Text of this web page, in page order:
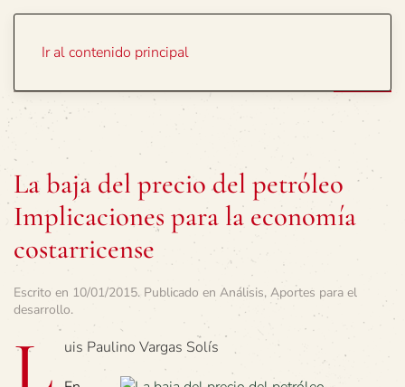
Ir al contenido principal
La baja del precio del petróleo
Implicaciones para la economía
costarricense
Escrito en 10/01/2015. Publicado en Análisis, Aportes para el
desarrollo.
L
uis Paulino Vargas Solís